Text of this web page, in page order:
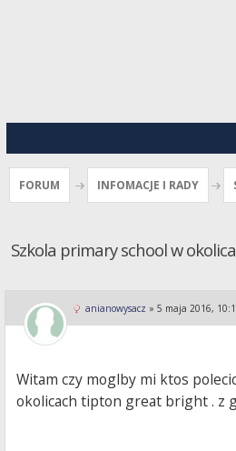
FORUM INFOMACJE I RADY
Szkola primary school w
anianowysacz » 5 maja 2016,
Witam czy moglby mi ktos
okolicach tipton great bright . z